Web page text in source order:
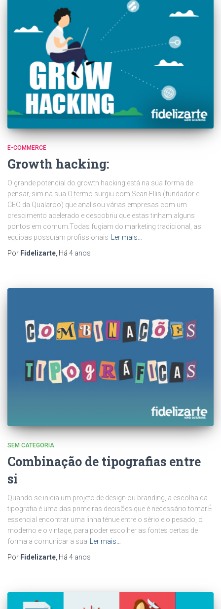
E-COMMERCE
Growth hacking:
O grande potencial do growth hacking está na sua forma de
pensar, sim na sua.O termo surgiu com Sean Ellis (fundador e
CEO da Qualaroo) que analisou várias empresas com um
crescimento acelerado e descobriu que estas tinham alguns
pontos em comum.Todas fugiam do marketing tradicional, as
equipas possuíam profissionais Ler mais…
Por Fidelizarte, Há 4 anos
SEM CATEGORIA
Combinação de tipografias entre
si
Quando se inicia um projeto de design ou branding, a escolha da
tipografia é uma das primeiras decisões que é necessário tomar.É
essencial encontrar uma linha ténue entre o sério e o pesado, o
moderno e o vintage, para poder escolher as fontes certas de
forma a comunicar a sua
Ler mais…
Por Fidelizarte , Há 4 anos